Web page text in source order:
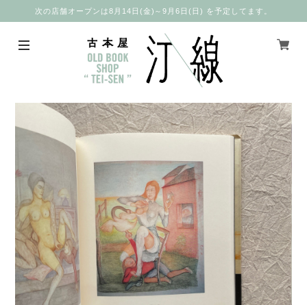
次の店舗オープンは8月14日(金)～9月6日(日) を予定してます。